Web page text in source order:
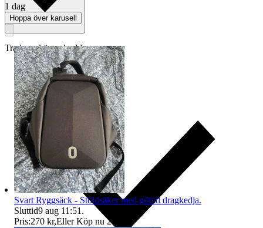
Traderas köparskydd
1 dag
Hoppa över karusell
Svart Ryggsäck - Stöldsäker med gömd dragkedja.
Sluttid9 aug 11:51 .
Pris:270 kr,Eller Köp nu 290 kr .